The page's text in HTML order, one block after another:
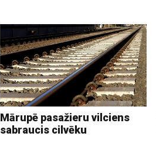
Mārupē pasažieru vilciens
sabraucis cilvēku